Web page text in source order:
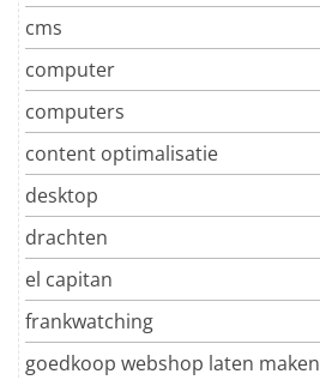
cms
computer
computers
content optimalisatie
desktop
drachten
el capitan
frankwatching
goedkoop webshop laten maken